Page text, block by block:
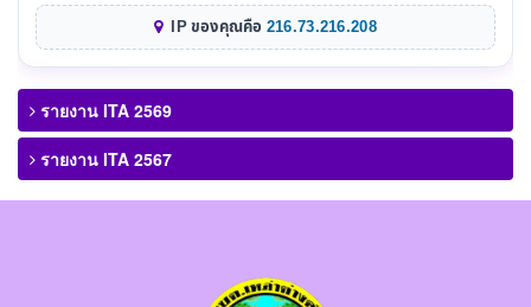
IP ของคุณคือ 216.73.216.208
รายงาน ITA 2569
รายงาน ITA 2567